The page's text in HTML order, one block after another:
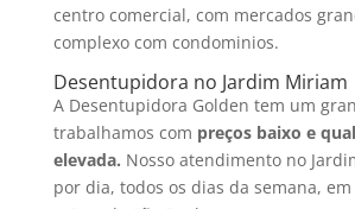
centro comercial, com mercados
complexo com condominios.
Desentupidora no Jardim Miriam
A Desentupidora Golden tem um
trabalhamos com preços baixo e
elevada. Nosso atendimento no
por dia, todos os dias da semana, em